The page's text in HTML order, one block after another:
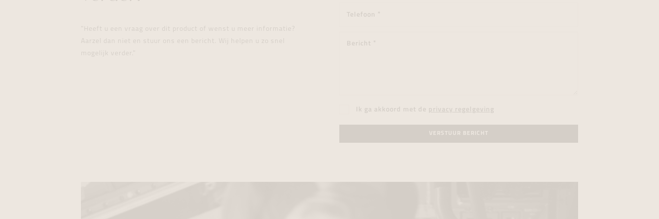
"Heeft u een vraag over dit product of wenst u meer informatie?
Aarzel dan niet en stuur ons een bericht. Wij helpen u zo snel
mogelijk verder."
Ik ga akkoord met de privacy regelgeving
VERSTUUR BERICHT